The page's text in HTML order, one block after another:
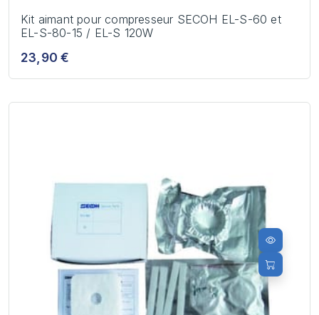
Kit aimant pour compresseur SECOH EL-S-60 et
EL-S-80-15 / EL-S 120W
23,90 €